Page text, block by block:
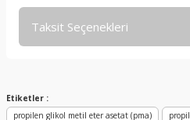
Taksit Seçenekleri
Etiketler :
propilen glikol metil eter asetat (pma)